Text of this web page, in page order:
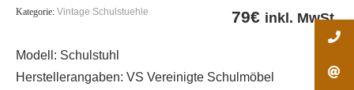
79€ inkl. MwSt.
Kategorie: Vintage Schulstuehle
Modell: Schulstuhl
Herstellerangaben: VS Vereinigte Schulmöbel